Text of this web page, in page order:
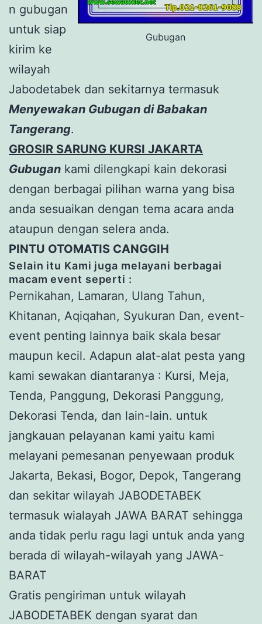
Gubugan
n gubugan
untuk siap
kirim ke
wilayah
Jabodetabek dan sekitarnya termasuk
Menyewakan Gubugan di Babakan
Tangerang.
GROSIR SARUNG KURSI JAKARTA
Gubugan kami dilengkapi kain dekorasi
dengan berbagai pilihan warna yang bisa
anda sesuaikan dengan tema acara anda
ataupun dengan selera anda.
PINTU OTOMATIS CANGGIH
Selain itu Kami juga melayani berbagai
macam event seperti :
Pernikahan, Lamaran, Ulang Tahun,
Khitanan, Aqiqahan, Syukuran Dan, event-
event penting lainnya baik skala besar
maupun kecil. Adapun alat-alat pesta yang
kami sewakan diantaranya : Kursi, Meja,
Tenda, Panggung, Dekorasi Panggung,
Dekorasi Tenda, dan lain-lain. untuk
jangkauan pelayanan kami yaitu kami
melayani pemesanan penyewaan produk
Jakarta, Bekasi, Bogor, Depok, Tangerang
dan sekitar wilayah JABODETABEK
termasuk wialayah JAWA BARAT sehingga
anda tidak perlu ragu lagi untuk anda yang
berada di wilayah-wilayah yang JAWA-
BARAT
Gratis pengiriman untuk wilayah
JABODETABEK dengan syarat dan